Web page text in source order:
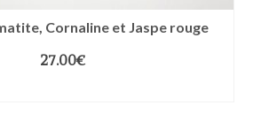
Cornaline et Jaspe rouge
27.00€